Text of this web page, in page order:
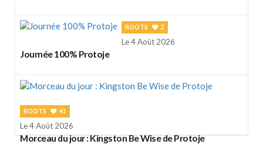
ROOTS 2
Le 4 Août 2026
Journée 100% Protoje
ROOTS 41
Le 4 Août 2026
Morceau du jour : Kingston Be Wise de Protoje